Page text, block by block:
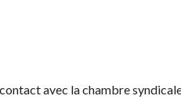
avec la chambre